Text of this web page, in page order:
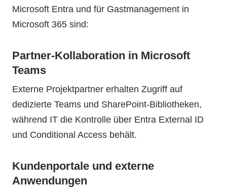
Microsoft Entra und für Gastmanagement in
Microsoft 365 sind:
Partner-Kollaboration in Microsoft
Teams
Externe Projektpartner erhalten Zugriff auf
dedizierte Teams und SharePoint-Bibliotheken,
während IT die Kontrolle über Entra External ID
und Conditional Access behält.
Kundenportale und externe
Anwendungen